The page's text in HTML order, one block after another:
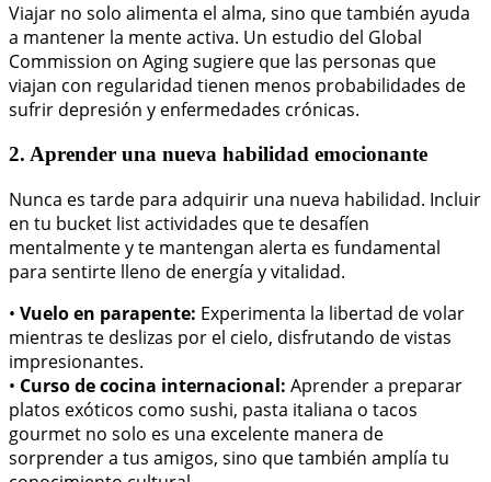
Viajar no solo alimenta el alma, sino que también ayuda
a mantener la mente activa. Un estudio del Global
Commission on Aging sugiere que las personas que
viajan con regularidad tienen menos probabilidades de
sufrir depresión y enfermedades crónicas.
2. Aprender una nueva habilidad emocionante
Nunca es tarde para adquirir una nueva habilidad. Incluir
en tu bucket list actividades que te desafíen
mentalmente y te mantengan alerta es fundamental
para sentirte lleno de energía y vitalidad.
• Vuelo en parapente: Experimenta la libertad de volar
mientras te deslizas por el cielo, disfrutando de vistas
impresionantes.
• Curso de cocina internacional: Aprender a preparar
platos exóticos como sushi, pasta italiana o tacos
gourmet no solo es una excelente manera de
sorprender a tus amigos, sino que también amplía tu